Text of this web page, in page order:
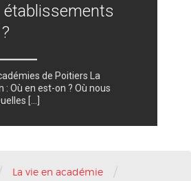
de Poitiers La
Où en est-on ? Où nous
[…]
La vie en académie /